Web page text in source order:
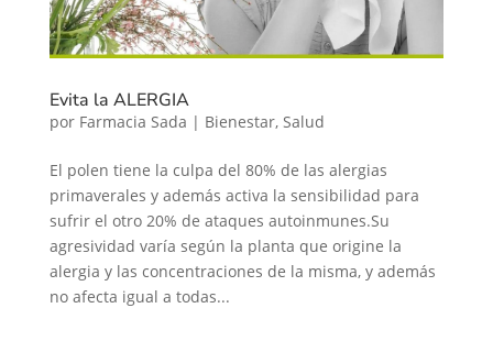
Evita la ALERGIA
por Farmacia Sada | Bienestar, Salud
El polen tiene la culpa del 80% de las alergias
primaverales y además activa la sensibilidad para
sufrir el otro 20% de ataques autoinmunes.Su
agresividad varía según la planta que origine la
alergia y las concentraciones de la misma, y además
no afecta igual a todas...